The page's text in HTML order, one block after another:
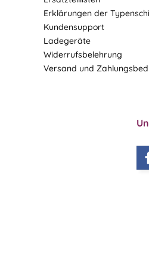
Erklärungen der
Kundensupport
Ladegeräte
Widerrufsbelehrung
Versand und